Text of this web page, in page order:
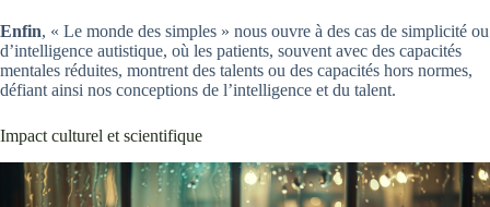
Enfin, « Le monde des simples » nous ouvre à des cas de simplicité ou
d’intelligence autistique, où les patients, souvent avec des capacités
mentales réduites, montrent des talents ou des capacités hors normes,
défiant ainsi nos conceptions de l’intelligence et du talent.
Impact culturel et scientifique